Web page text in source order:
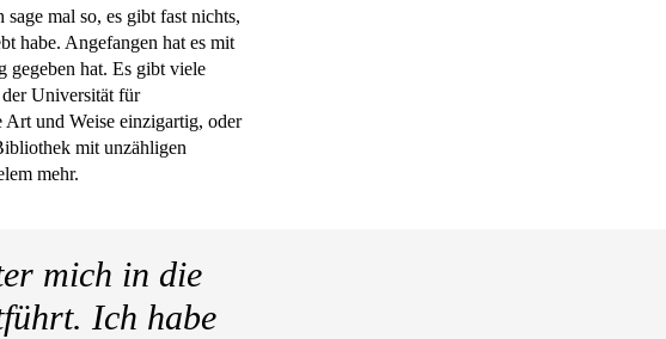
mal so, es gibt fast nichts,
habe. Angefangen hat es mit
gegeben hat. Es gibt viele
Universität für
Art und Weise einzigartig, oder
mit unzähligen
mehr.
mich in die
Ich habe